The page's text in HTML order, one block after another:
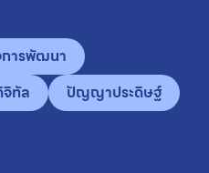
การพัฒนา
ทัล
ปัญญาประดิษฐ์